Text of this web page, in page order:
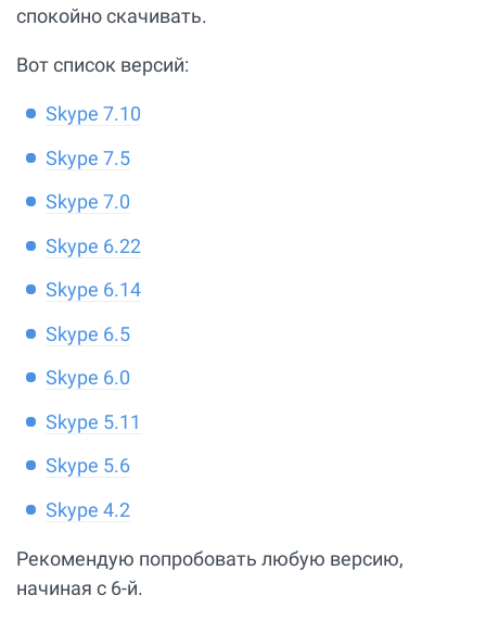
спокойно скачивать.
Вот список версий:
Skype 7.10
Skype 7.5
Skype 7.0
Skype 6.22
Skype 6.14
Skype 6.5
Skype 6.0
Skype 5.11
Skype 5.6
Skype 4.2
Рекомендую попробовать любую версию,
начиная с 6-й.